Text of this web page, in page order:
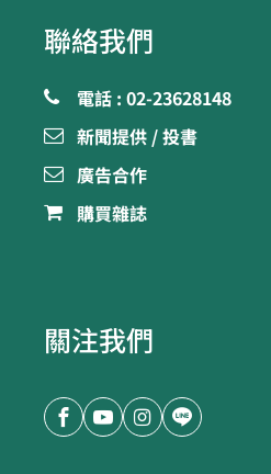
聯絡我們
電話 : 02-23628148
新聞提供 / 投書
廣告合作
購買雜誌
關注我們